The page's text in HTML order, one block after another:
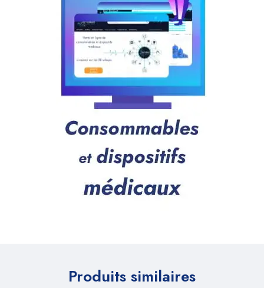
Produits similaires